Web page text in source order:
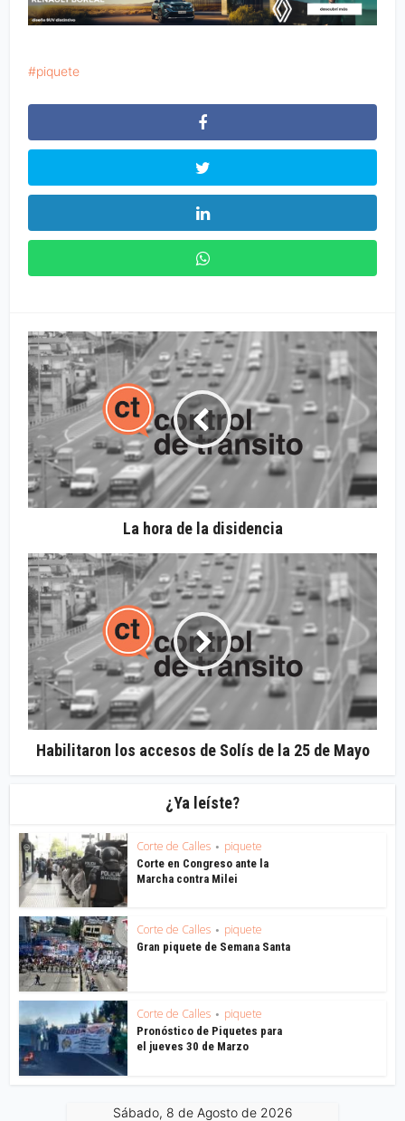
piquete
La hora de la disidencia
Habilitaron los accesos de Solís de la 25 de Mayo
¿Ya leíste?
Corte de Calles • piquete
Corte en Congreso ante la
Marcha contra Milei
Corte de Calles • piquete
Gran piquete de Semana Santa
Corte de Calles • piquete
Pronóstico de Piquetes para
el jueves 30 de Marzo
Sábado, 8 de Agosto de 2026